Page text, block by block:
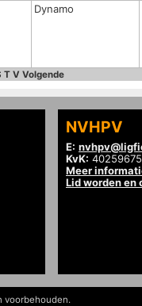
Dynamo
T V Volgende
NVHPV
E:
KvK: 40259675
Meer
Lid worden en
voorbehouden.